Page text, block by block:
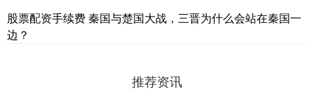
股票配资手续费 秦国与楚国大战，三晋为什么会站在秦国一
边？
推荐资讯